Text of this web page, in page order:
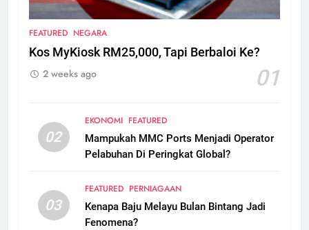
FEATURED NEGARA
Kos MyKiosk RM25,000, Tapi Berbaloi Ke?
01
2 weeks ago
02
EKONOMI FEATURED
Mampukah MMC Ports Menjadi Operator
Pelabuhan Di Peringkat Global?
03
FEATURED PERNIAGAAN
Kenapa Baju Melayu Bulan Bintang Jadi
Fenomena?